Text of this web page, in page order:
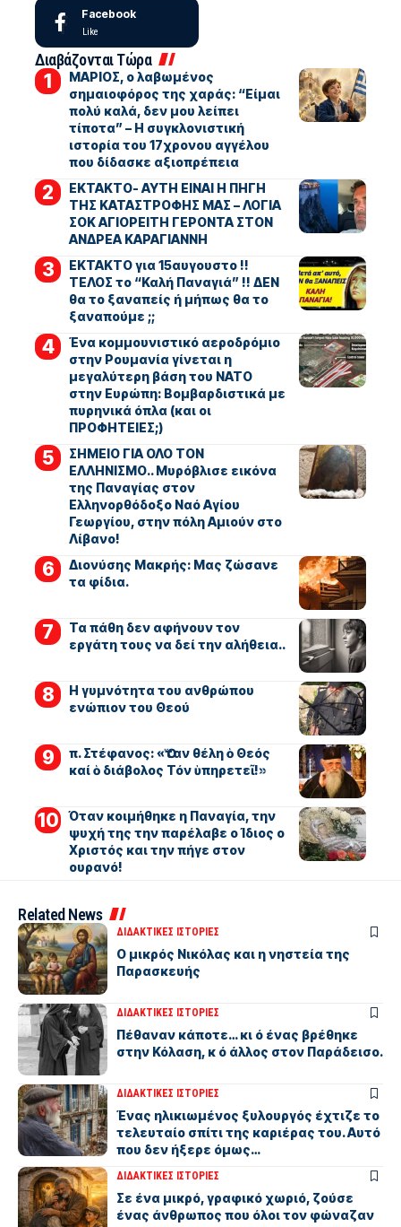
Facebook
Like
Διαβάζονται Τώρα
ΜΑΡΙΟΣ, ο λαβωμένος
σημαιοφόρος της χαράς: “Είμαι
πολύ καλά, δεν μου λείπει
τίποτα” – Η συγκλονιστική
ιστορία του 17χρονου αγγέλου
που δίδασκε αξιοπρέπεια
ΕΚΤΑΚΤΟ- ΑΥΤΗ ΕΙΝΑΙ Η ΠΗΓΗ
ΤΗΣ ΚΑΤΑΣΤΡΟΦΗΣ ΜΑΣ – ΛΟΓΙΑ
ΣΟΚ ΑΓΙΟΡΕΙΤΗ ΓΕΡΟΝΤΑ ΣΤΟΝ
ΑΝΔΡΕΑ ΚΑΡΑΓΙΑΝΝΗ
ΕΚΤΑΚΤΟ για 15αυγουστο !!
ΤΕΛΟΣ το “Καλή Παναγιά” !! ΔΕΝ
θα το ξαναπείς ή μήπως θα το
ξαναπούμε ;;
Ένα κομμουνιστικό αεροδρόμιο
στην Ρουμανία γίνεται η
μεγαλύτερη βάση του ΝΑΤΟ
στην Ευρώπη: Βομβαρδιστικά με
πυρηνικά όπλα (και οι
ΠΡΟΦΗΤΕΙΕΣ;)
ΣΗΜΕΙΟ ΓΙΑ ΟΛΟ ΤΟΝ
ΕΛΛΗΝΙΣΜΟ.. Μυρόβλισε εικόνα
της Παναγίας στον
Ελληνορθόδοξο Ναό Αγίου
Γεωργίου, στην πόλη Αμιούν στο
Λίβανο!
Διονύσης Μακρής: Μας ζώσανε
τα φίδια.
Τα πάθη δεν αφήνουν τον
εργάτη τους να δεί την αλήθεια..
Η γυμνότητα του ανθρώπου
ενώπιον του Θεού
π. Στέφανος: «Ὅταν θέλη ὁ Θεός
καί ὁ διάβολος Τόν ὑπηρετεῖ!»
Όταν κοιμήθηκε η Παναγία, την
ψυχή της την παρέλαβε ο Ίδιος ο
Χριστός και την πήγε στον
ουρανό!
Related News
ΔΙΔΑΚΤΙΚΕΣ ΙΣΤΟΡΙΕΣ
Ο μικρός Νικόλας και η νηστεία της
Παρασκευής
ΔΙΔΑΚΤΙΚΕΣ ΙΣΤΟΡΙΕΣ
Πέθαναν κάποτε… κι ό ένας βρέθηκε
στην Κόλαση, κ ό άλλος στον Παράδεισο.
ΔΙΔΑΚΤΙΚΕΣ ΙΣΤΟΡΙΕΣ
Ένας ηλικιωμένος ξυλουργός έχτιζε το
τελευταίο σπίτι της καριέρας του. Αυτό
που δεν ήξερε όμως…
ΔΙΔΑΚΤΙΚΕΣ ΙΣΤΟΡΙΕΣ
Σε ένα μικρό, γραφικό χωριό, ζούσε
ένας άνθρωπος που όλοι τον φώναζαν